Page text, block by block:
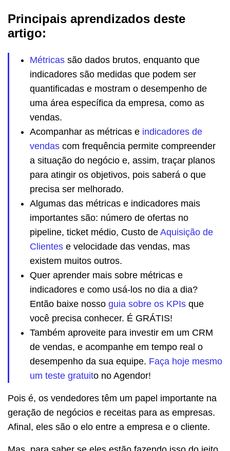
Principais aprendizados deste
artigo:
Métricas são dados brutos, enquanto que
indicadores são medidas que podem ser
quantificadas e mostram o desempenho de
uma área específica da empresa, como as
vendas.
Acompanhar as métricas e indicadores de
vendas com frequência permite compreender
a situação do negócio e, assim, traçar planos
para atingir os objetivos, pois saberá o que
precisa ser melhorado.
Algumas das métricas e indicadores mais
importantes são: número de ofertas no
pipeline, ticket médio, Custo de Aquisição de
Clientes e velocidade das vendas, mas
existem muitos outros.
Quer aprender mais sobre métricas e
indicadores e como usá-los no dia a dia?
Então baixe nosso guia sobre os KPIs que
você precisa conhecer. É GRÁTIS!
Também aproveite para investir em um CRM
de vendas, e acompanhe em tempo real o
desempenho da sua equipe. Faça hoje mesmo
um teste gratuito no Agendor!
Pois é, os vendedores têm um papel importante na
geração de negócios e receitas para as empresas.
Afinal, eles são o elo entre a empresa e o cliente.